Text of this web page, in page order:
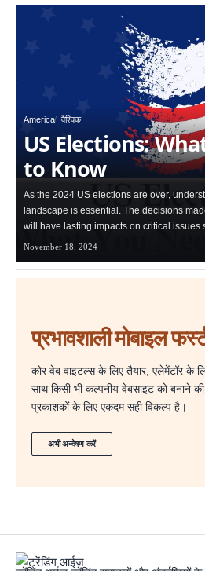
America वैश्विक
US Elections:
to Know
As the 2024 US elections are over,
landscape is essential. The decisions
will have lasting impacts on critical issues
November 18, 2024
प्रभावशाली मोबाइल
कोर वेब वाइटल्स के लिए तैयार, एलेमेंटॉर के
साथ किसी भी कल्पनीय वेबसाइट को बनाने
प्रकाशकों के लिए एकदम सही विकल्प है।
अभी अन्वेषण करें